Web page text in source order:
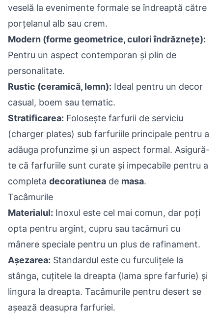
veselă la evenimente formale se îndreaptă către
porțelanul alb sau crem.
Modern (forme geometrice, culori îndrăznețe):
Pentru un aspect contemporan și plin de
personalitate.
Rustic (ceramică, lemn): Ideal pentru un decor
casual, boem sau tematic.
Stratificarea: Folosește farfurii de serviciu
(charger plates) sub farfuriile principale pentru a
adăuga profunzime și un aspect formal. Asigură-
te că farfuriile sunt curate și impecabile pentru a
completa decoratiunea de masa.
Tacâmurile
Materialul: Inoxul este cel mai comun, dar poți
opta pentru argint, cupru sau tacâmuri cu
mânere speciale pentru un plus de rafinament.
Așezarea: Standardul este cu furculițele la
stânga, cuțitele la dreapta (lama spre farfurie) și
lingura la dreapta. Tacâmurile pentru desert se
așează deasupra farfuriei.